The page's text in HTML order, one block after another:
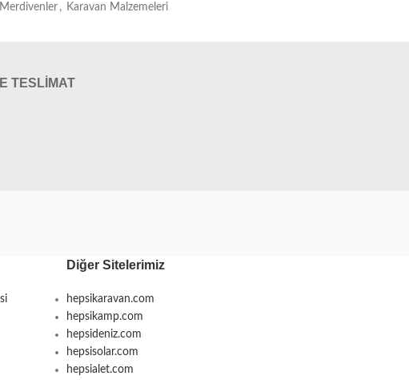
, Karavan Malzemeleri
TESLIMAT
Diğer Sitelerimiz
hepsikaravan.com
hepsikamp.com
hepsideniz.com
hepsisolar.com
hepsialet.com